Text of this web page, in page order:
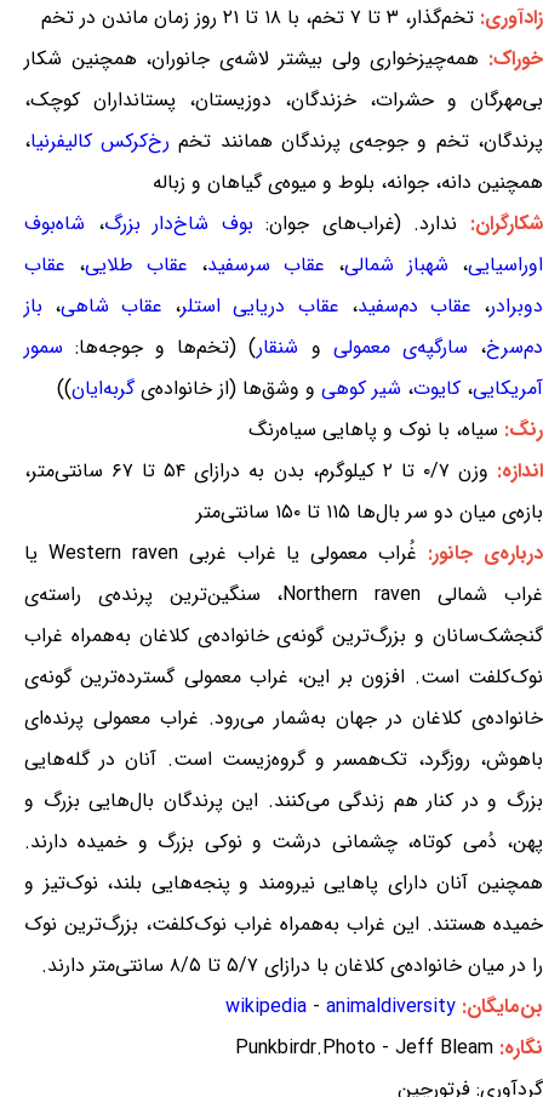
زادآوری: تخم‌گذار، ۳ تا ۷ تخم، با ۱۸ تا ۲۱ روز زمان ماندن در تخم
خوراک: همه‌چیزخواری ولی بیشتر لاشه‌ی جانوران، همچنین شکار
بی‌مهرگان و حشرات، خزندگان، دوزیستان، پستانداران کوچک،
پرندگان، تخم و جوجه‌ی پرندگان همانند تخم رخ‌کرکس کالیفرنیا،
همچنین دانه، جوانه، بلوط و میوه‌ی گیاهان و زباله
شکارگران: ندارد. (غراب‌های جوان: بوف شاخ‌دار بزرگ، شاه‌بوف
اوراسیایی، شهباز شمالی، عقاب سرسفید، عقاب طلایی، عقاب
دوبرادر، عقاب دم‌سفید، عقاب دریایی استلر، عقاب شاهی، باز
دم‌سرخ، سارگپه‌ی معمولی و شنقار) (تخم‌ها و جوجه‌ها: سمور
آمریکایی، کایوت، شیر کوهی و وشق‌ها (از خانواده‌یگربه‌ایان))
رنگ: سیاه، با نوک و پاهایی سیاه‌رنگ
اندازه:
وزن ۰/۷ تا ۲ کیلوگرم، بدن به درازای ۵۴ تا ۶۷ سانتی‌متر،
بازه‌ی میان دو سر بال‌ها ۱۱۵ تا ۱۵۰ سانتی‌متر
درباره‌ی جانور:
غُراب معمولی یا غراب غربی Western raven یا
غراب شمالی Northern raven، سنگین‌ترین پرنده‌ی راسته‌ی
گنجشک‌سانان و بزرگ‌ترین گونه‌ی خانواده‌ی کلاغان به‌همراه غراب
نوک‌کلفت است. افزون بر این، غراب معمولی گسترده‌ترین گونه‌ی
خانواده‌ی کلاغان در جهان به‌شمار می‌رود. غراب معمولی پرنده‌ای
باهوش، روزگرد، تک‌همسر و گروه‌زیست است. آنان در گله‌هایی
بزرگ و در کنار هم زندگی می‌کنند. این پرندگان بال‌هایی بزرگ و
پهن، دُمی کوتاه، چشمانی درشت و نوکی بزرگ و خمیده دارند.
همچنین آنان دارای پاهایی نیرومند و پنجه‌هایی بلند، نوک‌تیز و
خمیده هستند. این غراب به‌همراه غراب نوک‌کلفت، بزرگ‌ترین نوک
را در میان خانواده‌ی کلاغان با درازای ۵/۷ تا ۸/۵ سانتی‌متر دارند.
بن‌مایگان:
wikipedia - animaldiversity
نگاره: Punkbirdr.Photo - Jeff Bleam
گردآوری: فرتورچین